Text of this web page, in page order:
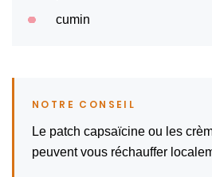
cumin
Le patch capsaïcine ou les
peuvent vous réchauffer